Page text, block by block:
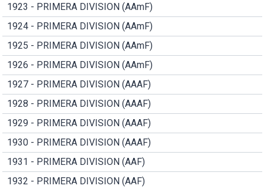
1923 - PRIMERA DIVISION (AAmF)
1924 - PRIMERA DIVISION (AAmF)
1925 - PRIMERA DIVISION (AAmF)
1926 - PRIMERA DIVISION (AAmF)
1927 - PRIMERA DIVISION (AAAF)
1928 - PRIMERA DIVISION (AAAF)
1929 - PRIMERA DIVISION (AAAF)
1930 - PRIMERA DIVISION (AAAF)
1931 - PRIMERA DIVISION (AAF)
1932 - PRIMERA DIVISION (AAF)